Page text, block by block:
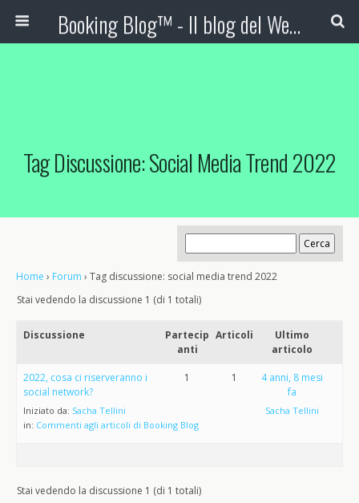
Booking Blog™ - Il blog del Web Marketing Turistico
Tag Discussione: Social Media Trend 2022
Home › Forum › Tag discussione: social media trend 2022
Stai vedendo la discussione 1 (di 1 totali)
Discussione
Partecip
anti
Articoli
Ultimo
articolo
2022, cosa ci riserveranno i
social network?
Iniziato da: Sacha Tellini
in: Commenti agli articoli di Booking Blog
1 1
4 anni, 8 mesi
fa
Sacha Tellini
Stai vedendo la discussione 1 (di 1 totali)